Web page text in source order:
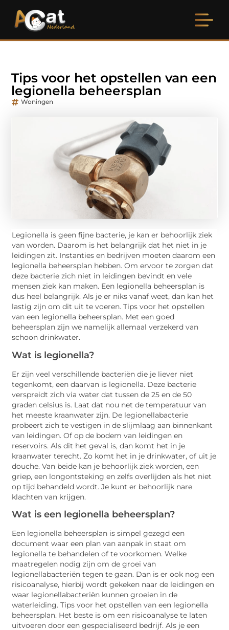
Tips voor het opstellen van een
legionella beheersplan
Woningen
Legionella is geen fijne bacterie, je kan er behoorlijk ziek
van worden. Daarom is het belangrijk dat het niet in je
leidingen zit. Instanties en bedrijven moeten daarom een
legionella beheersplan hebben. Om ervoor te zorgen dat
deze bacterie zich niet in leidingen bevindt en vele
mensen ziek kan maken. Een legionella beheersplan is
dus heel belangrijk. Als je er niks vanaf weet, dan kan het
lastig zijn om dit uit te voeren. Tips voor het opstellen
van een legionella beheersplan. Met een goed
beheersplan zijn we namelijk allemaal verzekerd van
schoon drinkwater.
Wat is legionella?
Er zijn veel verschillende bacteriën die je liever niet
tegenkomt, een daarvan is legionella. Deze bacterie
verspreidt zich via water dat tussen de 25 en de 50
graden celsius is. Laat dat nou net de temperatuur van
het meeste kraanwater zijn. De legionellabacterie
probeert zich te vestigen in de slijmlaag aan binnenkant
van leidingen. Of op de bodem van leidingen en
reservoirs. Als dit het geval is, dan komt het in je
kraanwater terecht. Zo komt het in je drinkwater, of uit je
douche. Van beide kan je behoorlijk ziek worden, een
griep, een longontsteking en zelfs overlijden als het niet
op tijd behandeld wordt. Je kunt er behoorlijk nare
klachten van krijgen.
Wat is een legionella beheersplan?
Een legionella beheersplan is simpel gezegd een
document waar een plan van aanpak in staat om
legionella te behandelen of te voorkomen. Welke
maatregelen nodig zijn om de groei van
legionellabacteriën tegen te gaan. Dan is er ook nog een
risicoanalyse, hierbij wordt gekeken naar de leidingen en
waar legionellabacteriën kunnen groeien in de
waterleiding. Tips voor het opstellen van een legionella
beheersplan. Het beste is om een risicoanalyse te laten
uitvoeren door een gespecialiseerd bedrijf. Als je een